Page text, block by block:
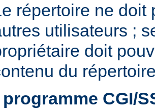
répertoire ne doit
utilisateurs ;
doit
du
programme CGI/